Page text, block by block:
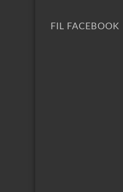
FIL FACEBOOK